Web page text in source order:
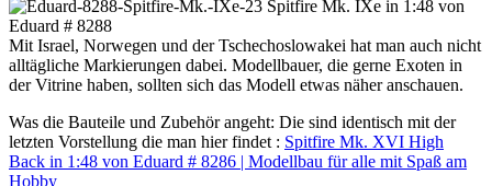
Mit Israel, Norwegen und der Tschechoslowakei hat man auch nicht
alltägliche Markierungen dabei. Modellbauer, die gerne Exoten in
der Vitrine haben, sollten sich das Modell etwas näher anschauen.
Was die Bauteile und Zubehör angeht: Die sind identisch mit der
letzten Vorstellung die man hier findet : Spitfire Mk. XVI High
Back in 1:48 von Eduard # 8286 | Modellbau für alle mit Spaß am
Hobby